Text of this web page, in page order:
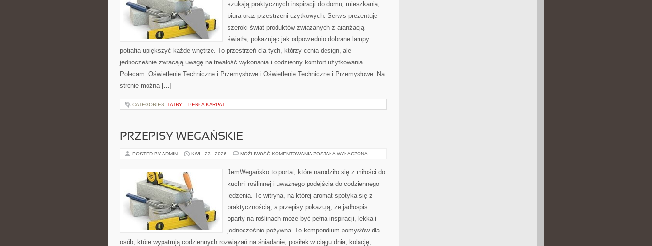
szukają praktycznych inspiracji do domu, mieszkania,
biura oraz przestrzeni użytkowych. Serwis prezentuje
szeroki świat produktów związanych z aranżacją
światła, pokazując jak odpowiednio dobrane lampy
potrafią upiększyć każde wnętrze. To przestrzeń dla tych, którzy cenią design, ale
jednocześnie zwracają uwagę na trwałość wykonania i codzienny komfort użytkowania.
Polecam: Oświetlenie Techniczne i Przemysłowe i Oświetlenie Techniczne i Przemysłowe. Na
stronie można […]
CATEGORIES: TATRY – PERŁA KARPAT
PRZEPISY WEGAŃSKIE
POSTED BY ADMIN KWI - 23 - 2026 MOŻLIWOŚĆ KOMENTOWANIA PRZEPISY
ZOSTAŁA WYŁĄCZONA
JemWegańsko to portal, które narodziło się z miłości do
kuchni roślinnej i uważnego podejścia do codziennego
jedzenia. To witryna, na której aromat spotyka się z
praktycznością, a przepisy pokazują, że jadłospis
oparty na roślinach może być pełna inspiracji, lekka i
jednocześnie pożywna. To kompendium pomysłów dla
osób, które wypatrują codziennych rozwiązań na śniadanie, posiłek w ciągu dnia, kolację,